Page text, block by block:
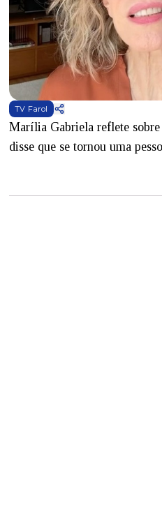
TV Farol
Marília Gabriela reflete
disse que se tornou uma